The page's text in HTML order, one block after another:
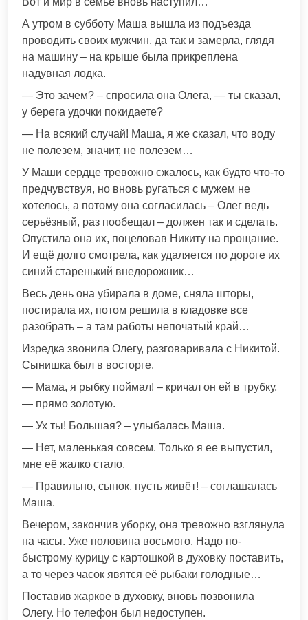
А утром в субботу Маша вышла из подъезда
проводить своих мужчин, да так и замерла, глядя
на машину – на крыше была прикреплена
надувная лодка.
— Это зачем? – спросила она Олега, — ты сказал,
у берега удочки покидаете?
— На всякий случай! Маша, я же сказал, что воду
не полезем, значит, не полезем…
У Маши сердце тревожно сжалось, как будто что-то
предчувствуя, но вновь ругаться с мужем не
хотелось, а потому она согласилась – Олег ведь
серьёзный, раз пообещал – должен так и сделать.
Опустила она их, поцеловав Никиту на прощание.
И ещё долго смотрела, как удаляется по дороге их
синий старенький внедорожник…
Весь день она убирала в доме, сняла шторы,
постирала их, потом решила в кладовке все
разобрать – а там работы непочатый край…
Изредка звонила Олегу, разговаривала с Никитой.
Сынишка был в восторге.
— Мама, я рыбку поймал! – кричал он ей в трубку,
— прямо золотую.
— Ух ты! Большая? – улыбалась Маша.
— Нет, маленькая совсем. Только я ее выпустил,
мне её жалко стало.
— Правильно, сынок, пусть живёт! – соглашалась
Маша.
Вечером, закончив уборку, она тревожно взглянула
на часы. Уже половина восьмого. Надо по-
быстрому курицу с картошкой в духовку поставить,
а то через часок явятся её рыбаки голодные…
Поставив жаркое в духовку, вновь позвонила
Олегу. Но телефон был недоступен.